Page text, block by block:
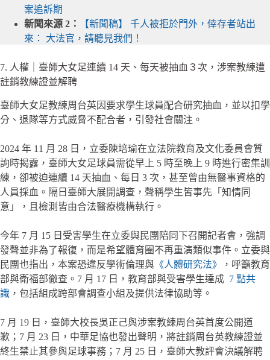
案追訴期
新聞來源 2：
【新聞稿】 千人被拒於門外，倖存者站出
來： 大法官，請聽見我們！
7. 人權｜臺師大女足連續 14 天、每天被抽血３次，涉案教練遭
註銷教練證並解聘
臺師大女足教練周台英因要求學生球員配合研究抽血，並以扣學
分、退隊等方式威脅不配合者，引發社會關注。
2024 年 11 月 28 日，立委陳培瑜在立法院教育及文化委員會質
詢時揭露，臺師大女足球員需從早上 5 時至晚上 9 時進行密集訓
練，卻被迫連續 14 天抽血、每日 3 次，甚至曾由無醫事資格的
人員採血。隔日臺師大展開調查，聲稱學生皆事先「知情同
意」，且檢測皆由合法醫療機構執行。
今年 7 月 15 日受害學生在立委與民團陪同下召開記者會，強調
發聲並非為了報復，而是希望體育圈不再重演類似事件。立委與
民團也指出，本案恐違反學術倫理與 《人體研究法》
，呼籲教育
部與衛福部徹查。7 月 17 日，教育部與受害學生達成 7 點共
識 ，包括組成跨部會調查小組及提供法律協助等。
7 月 19 日，臺師大校長吳正己與涉案教練周台英首度公開道
歉；7 月 23 日，中華足協也發出聲明，將註銷周台英教練證並
終生禁止其參與足球事務；7 月 25 日，臺師大教評會決議解聘